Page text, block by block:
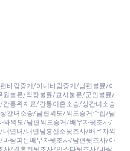
바람증거/아내바람증거/남편불륜/아
불륜/직장불륜/교사불륜/군인불륜/
통위자료/간통이혼소송/상간녀소송
간녀소송/남편외도/외도증거수집/남
와외도/남편외도증거/배우자뒷조사/
연녀/내연남흥신소뒷조사/배우자외
람피는배우자뒷조사/남편뒷조사/아